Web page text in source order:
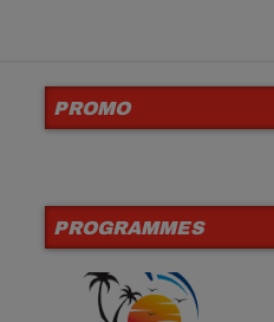
PROMO
PROGRAMMES